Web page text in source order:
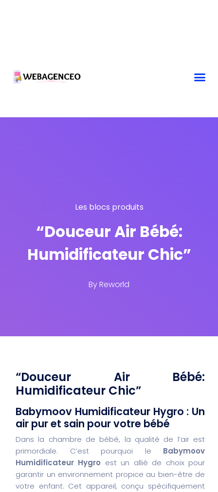
Les blocs produits
“Douceur Air Bébé:
Humidificateur Chic”
ByReworld
“Douceur Air Bébé:
Humidificateur Chic”
Babymoov Humidificateur Hygro : Un
air pur et sain pour votre bébé
Dans la chambre de bébé, la qualité de l’air est
primordiale. C’est pourquoi le Babymoov
Humidificateur Hygro est un allié de choix pour
garantir un environnement propice au bien-être de
votre enfant. Cet appareil, conçu spécifiquement